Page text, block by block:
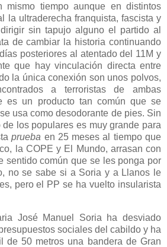
mismo tiempo aunque en distintos
la ultraderecha franquista, fascista y
sin tapujo alguno el partido al
de cambiar la historia continuando
posteriores al atentado del 11M y
que hay vinculación directa entre
la única conexión son unos polvos,
a terroristas de ambas
es un producto tan común que se
usa como desodorante de pies. Sin
los populares es muy grande para
prueba en 25 meses al tiempo que
la COPE y El Mundo, arrasan con
sentido común que se les ponga por
no se sabe si a Soria y a Llanos le
pero el PP se ha vuelto insularista
José Manuel Soria ha desviado
sociales del cabildo y ha
de 50 metros una bandera de Gran